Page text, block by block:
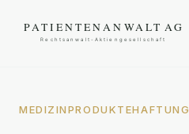
MEDIZINPRODUKTEHAFTUNG